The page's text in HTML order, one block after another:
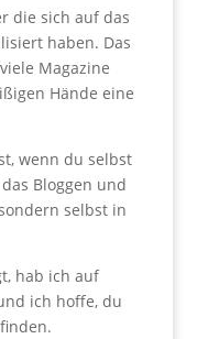
die sich auf das
haben. Das
Magazine
Hände eine
wenn du selbst
Bloggen und
selbst in
hab ich auf
ich hoffe, du